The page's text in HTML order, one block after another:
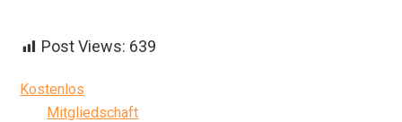
Post Views: 639
Seitenspalte
Kostenlos
Mitgliedschaft